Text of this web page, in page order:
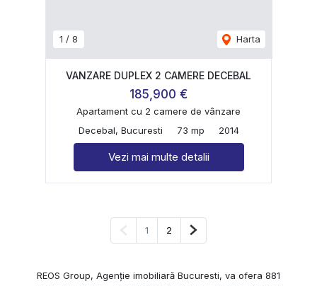
1 / 8 Harta
VANZARE DUPLEX 2 CAMERE DECEBAL
185,900 €
Apartament cu 2 camere de vânzare
Decebal, Bucuresti
73 mp 2014
Vezi mai multe detalii
Pagina anterioară
1 2 Pagina următoare
REOS Group, Agenție imobiliară Bucuresti, va ofera 881